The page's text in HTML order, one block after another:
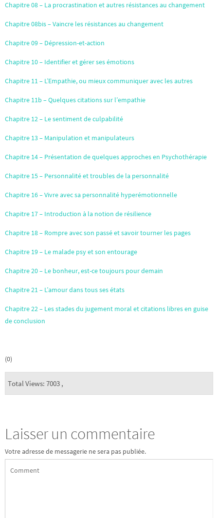
Chapitre 08 – La procrastination et autres résistances au changement
Chapitre 08bis – Vaincre les résistances au changement
Chapitre 09 – Dépression-et-action
Chapitre 10 – Identifier et gérer ses émotions
Chapitre 11 – L’Empathie, ou mieux communiquer avec les autres
Chapitre 11b – Quelques citations sur l’empathie
Chapitre 12 – Le sentiment de culpabilité
Chapitre 13 – Manipulation et manipulateurs
Chapitre 14 – Présentation de quelques approches en Psychothérapie
Chapitre 15 – Personnalité et troubles de la personnalité
Chapitre 16 – Vivre avec sa personnalité hyperémotionnelle
Chapitre 17 – Introduction à la notion de résilience
Chapitre 18 – Rompre avec son passé et savoir tourner les pages
Chapitre 19 – Le malade psy et son entourage
Chapitre 20 – Le bonheur, est-ce toujours pour demain
Chapitre 21 – L’amour dans tous ses états
Chapitre 22 – Les stades du jugement moral et citations libres en guise
de conclusion
(0)
Total Views: 7003 ,
Laisser un commentaire
Votre adresse de messagerie ne sera pas publiée.